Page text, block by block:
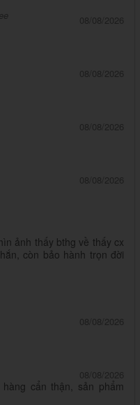
08/08/2026
08/08/2026
08/08/2026
08/08/2026
ảnh thấy bthg về thấy cx
còn bảo hành trọn đời
08/08/2026
08/08/2026
cẩn thận, sản phẩm